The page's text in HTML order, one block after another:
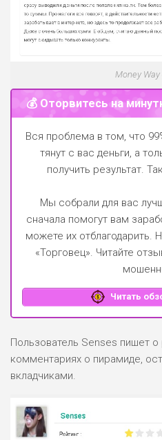
Money
💰 Оторвитесь на
Вся проблема в том, что
тянут с вас деньги, а
получить результат.
Мы собрали для вас
сначала помогут вам
можете их отблагодарить.
«Торговец». Читайте
Читать
Пользователь Senses пишет о
комментариях о пирамиде,
вкладчиками.